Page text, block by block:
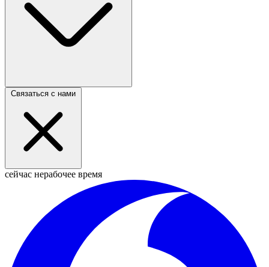
Связаться с нами
сейчас нерабочее время